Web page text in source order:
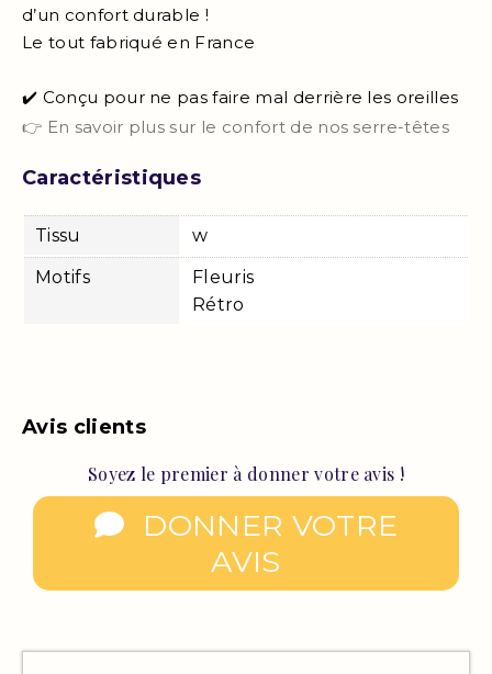
d’un confort durable !
Le tout fabriqué en France
✔️ Conçu pour ne pas faire mal derrière les oreilles
👉 En savoir plus sur le confort de nos serre-têtes
Caractéristiques
Tissu
w
Motifs
Fleuris
Rétro
Avis clients
Soyez le premier à donner votre avis !
DONNER VOTRE
AVIS